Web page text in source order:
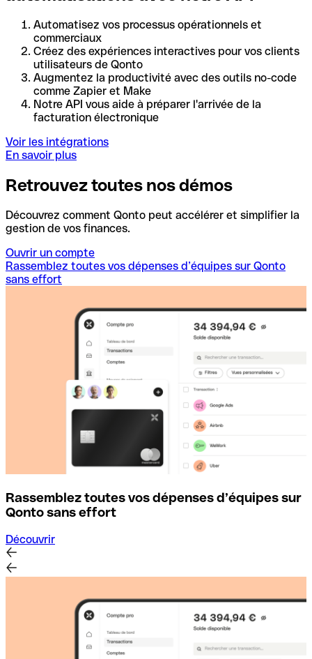
Automatisez vos processus opérationnels et
commerciaux
Créez des expériences interactives pour vos clients
utilisateurs de Qonto
Augmentez la productivité avec des outils no-code
comme Zapier et Make
Notre API vous aide à préparer l'arrivée de la
facturation électronique
Voir les intégrations
En savoir plus
Retrouvez toutes nos démos
Découvrez comment Qonto peut accélérer et simplifier la
gestion de vos finances.
Ouvrir un compte
Rassemblez toutes vos dépenses d’équipes sur Qonto
sans effort
Rassemblez toutes vos dépenses d’équipes sur
Qonto sans effort
Découvrir